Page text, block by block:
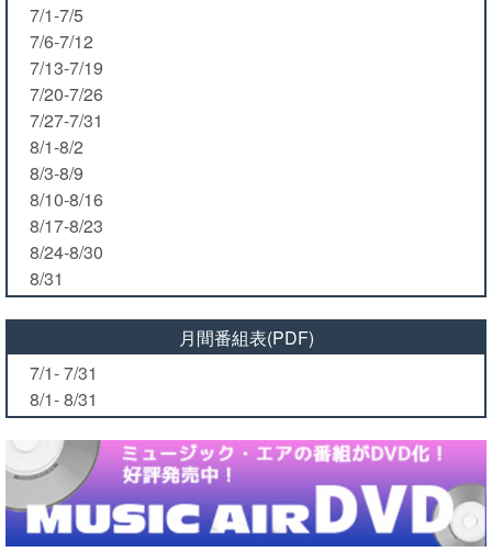
7/1-7/5
7/6-7/12
7/13-7/19
7/20-7/26
7/27-7/31
8/1-8/2
8/3-8/9
8/10-8/16
8/17-8/23
8/24-8/30
8/31
月間番組表(PDF)
7/1- 7/31
8/1- 8/31